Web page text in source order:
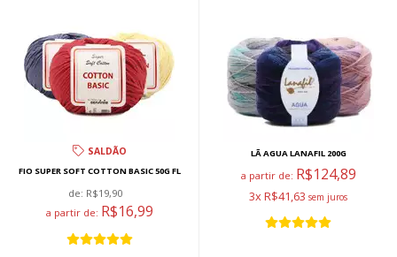
SALDÃO
FIO SUPER SOFT COTTON BASIC 50G FL
de: R$19,90
a partir de: R$16,99
LÃ AGUA LANAFIL 200G
a partir de: R$124,89
3x R$41,63